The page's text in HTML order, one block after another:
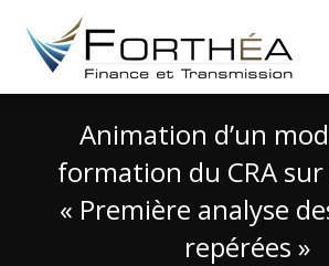
Animation d’un
formation du CRA
« Première analyse
repérées »